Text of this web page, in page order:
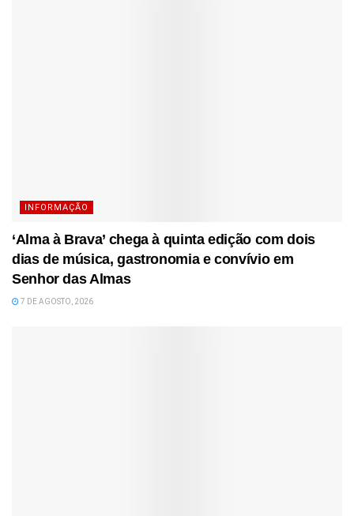
INFORMAÇÃO
‘Alma à Brava’ chega à quinta edição com dois
dias de música, gastronomia e convívio em
Senhor das Almas
7 DE AGOSTO, 2026